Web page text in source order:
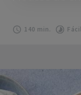
140 min. Fácil